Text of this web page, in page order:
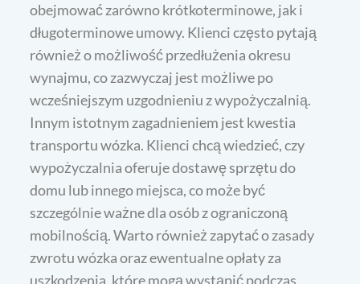
obejmować zarówno krótkoterminowe, jak i
długoterminowe umowy. Klienci często pytają
również o możliwość przedłużenia okresu
wynajmu, co zazwyczaj jest możliwe po
wcześniejszym uzgodnieniu z wypożyczalnią.
Innym istotnym zagadnieniem jest kwestia
transportu wózka. Klienci chcą wiedzieć, czy
wypożyczalnia oferuje dostawę sprzętu do
domu lub innego miejsca, co może być
szczególnie ważne dla osób z ograniczoną
mobilnością. Warto również zapytać o zasady
zwrotu wózka oraz ewentualne opłaty za
uszkodzenia, które mogą wystąpić podczas